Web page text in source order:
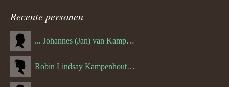
Recente personen
... Johannes (Jan) van Kampenhout (1311.)
Robin Lindsay Kampenhout (1346.) (06-03-2023)